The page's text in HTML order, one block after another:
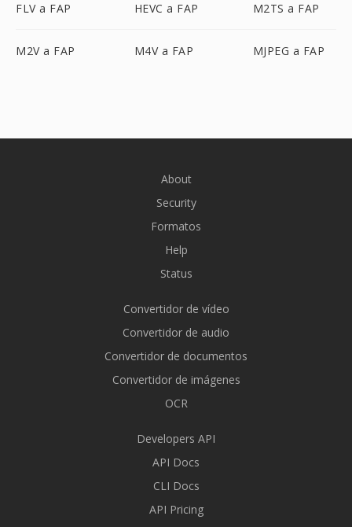
FLV a FAP HEVC a FAP M2TS a FAP
M2V a FAP M4V a FAP MJPEG a FAP
About
Security
Formatos
Help
Status
Convertidor de vídeo
Convertidor de audio
Convertidor de documentos
Convertidor de imágenes
OCR
Developers API
API Docs
CLI Docs
API Pricing